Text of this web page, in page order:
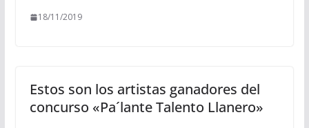
18/11/2019
Estos son los artistas ganadores del
concurso «Pa´lante Talento Llanero»